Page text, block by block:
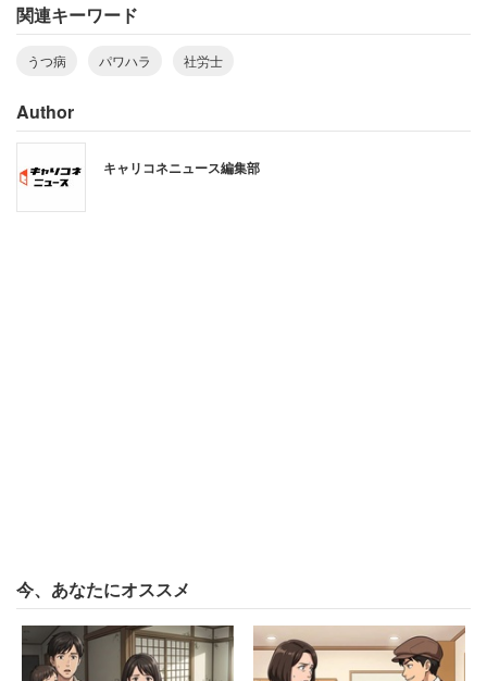
関連キーワード
うつ病 パワハラ 社労士
Author
キャリコネニュース編集部
今、あなたにオススメ